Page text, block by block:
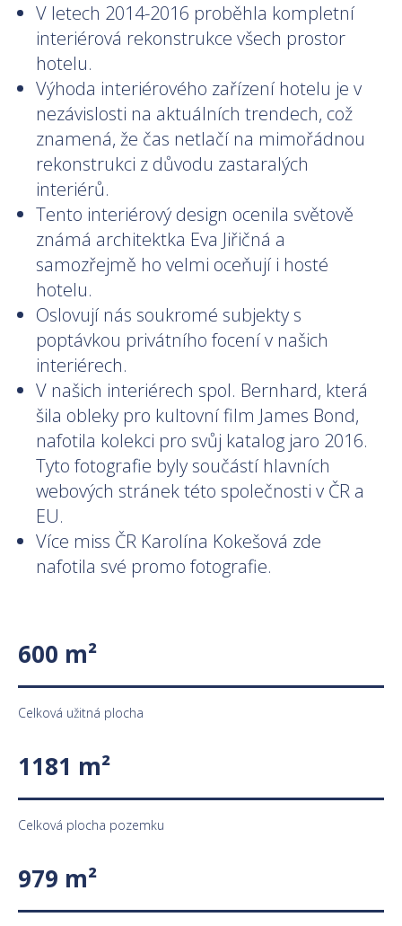
V letech 2014-2016 proběhla kompletní
interiérová rekonstrukce všech prostor
hotelu.
Výhoda interiérového zařízení hotelu je v
nezávislosti na aktuálních trendech, což
znamená, že čas netlačí na mimořádnou
rekonstrukci z důvodu zastaralých
interiérů.
Tento interiérový design ocenila světově
známá architektka Eva Jiřičná a
samozřejmě ho velmi oceňují i hosté
hotelu.
Oslovují nás soukromé subjekty s
poptávkou privátního focení v našich
interiérech.
V našich interiérech spol. Bernhard, která
šila obleky pro kultovní film James Bond,
nafotila kolekci pro svůj katalog jaro 2016.
Tyto fotografie byly součástí hlavních
webových stránek této společnosti v ČR a
EU.
Více miss ČR Karolína Kokešová zde
nafotila své promo fotografie.
600 m²
Celková užitná plocha
1181 m²
Celková plocha pozemku
979 m²